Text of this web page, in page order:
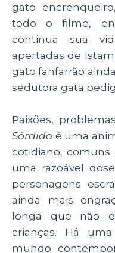
gato
todo o filme,
continua sua
apertadas de
gato fanfarrão
sedutora gata
Paixões,
Sórdido é uma
cotidiano, comuns
uma razoável
personagens
ainda mais
longa que não
crianças. Há
mundo